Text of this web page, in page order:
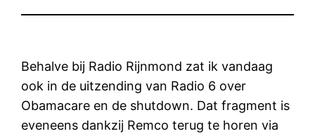
Behalve bij Radio Rijnmond zat ik vandaag
ook in de uitzending van Radio 6 over
Obamacare en de shutdown. Dat fragment is
eveneens dankzij Remco terug te horen via